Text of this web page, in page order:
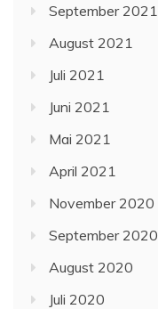
September 2021
August 2021
Juli 2021
Juni 2021
Mai 2021
April 2021
November 2020
September 2020
August 2020
Juli 2020